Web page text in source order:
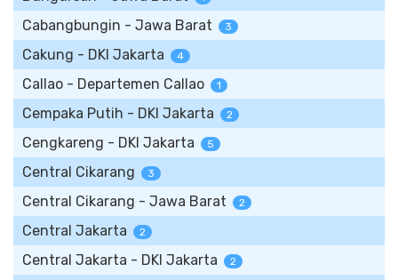
Cabangbungin - Jawa Barat 3
Cakung - DKI Jakarta 4
Callao - Departemen Callao 1
Cempaka Putih - DKI Jakarta 2
Cengkareng - DKI Jakarta 5
Central Cikarang 3
Central Cikarang - Jawa Barat 2
Central Jakarta 2
Central Jakarta - DKI Jakarta 2